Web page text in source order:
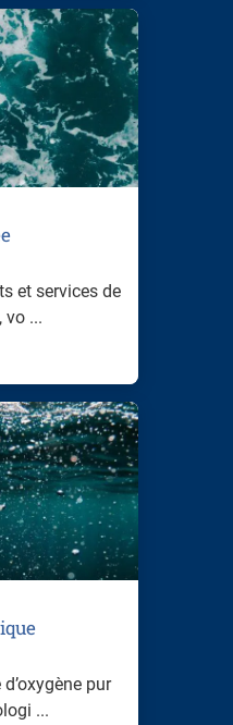
et services de
vo ...
pur
...